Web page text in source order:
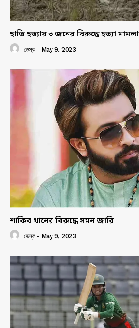
হাতি হত্যায় ৩ জনের বিরুদ্ধে হত্যা মামলা
ডেস্ক - May 9, 2023
শাকিব খানের বিরুদ্ধে সমন জারি
ডেস্ক - May 9, 2023